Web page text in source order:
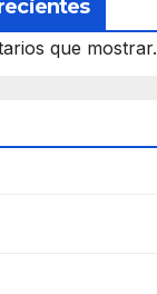
que mostrar.